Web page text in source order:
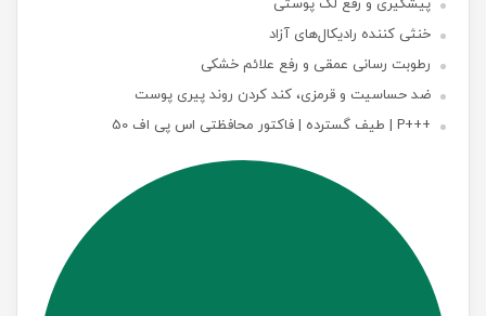
پیشگیری و رفع لک پوستی
خنثی کننده رادیکال‌های آزاد
رطوبت رسانی عمقی و رفع علائم خشکی
ضد حساسیت و قرمزی، کند کردن روند پیری پوست
+++P | طیف گسترده | فاکتور محافظتی اس پی اف 50